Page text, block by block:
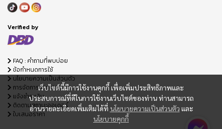
เว็บไซต์นี้มีการใช้งานคุกกี้ เพื่อเพิ่มประสิทธิภาพและ
ประสบการณ์ที่ดีในการใช้งานเว็บไซต์ของท่าน ท่านสามารถ
อ่านรายละเอียดเพิ่มเติมได้ที่ นโยบายความเป็นส่วนตัว และ
นโยบายคุกกี้
Verified by
FAQ : คำถามที่พบบ่อย
ข้อกำหนดการใช้
นโยบายความเป็นส่วนตัว
การจัดการ Cookie
แจ้งชำระเงิน
ติดตามสถานะออเดอร์
ใบเสนอราคา